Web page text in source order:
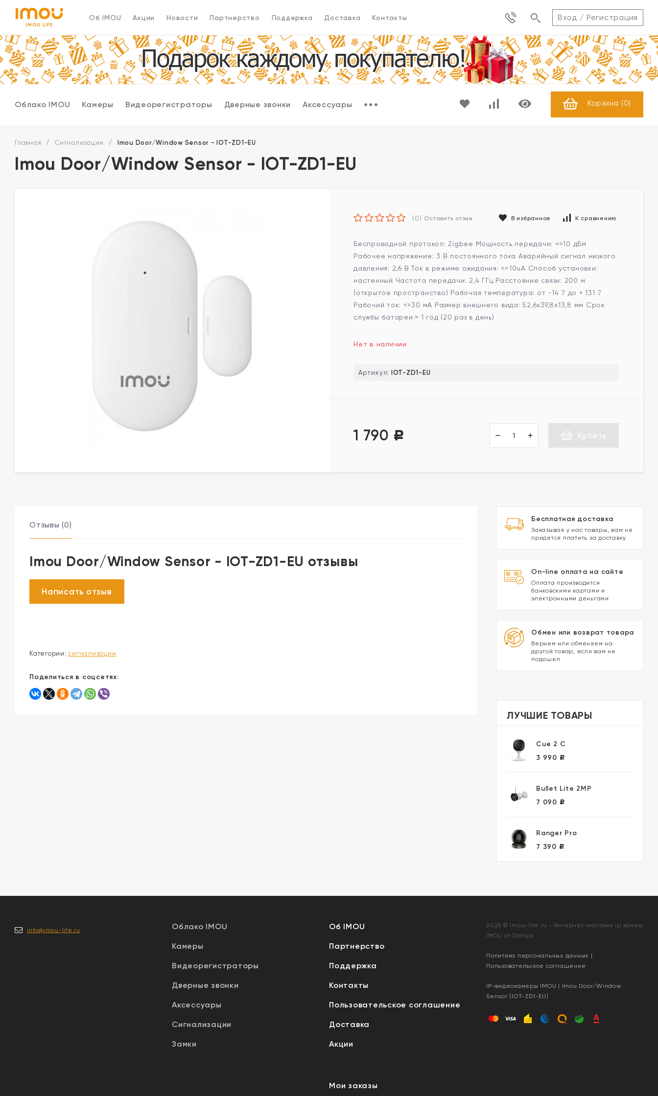
IMOU LIFE
Об IMOU Акции Новости Партнерство Поддержка Доставка Контакты Вход / Регистрация
Облако IMOU Камеры Видеорегистраторы Дверные звонки Аксессуары Корзина (0)
Главная / Сигнализации / Imou Door/Window Sensor - IOT-ZD1-EU
Imou Door/Window Sensor - IOT-ZD1-EU
(0) Оставить отзыв В избранное К сравнению
Беспроводной протокол: Zigbee Мощность передачи: <=10 дБм
Рабочее напряжение: 3 В постоянного тока Аварийный сигнал низкого
давления: 2,6 В Ток в режиме ожидания: <=10uA Способ установки:
настенный Частота передачи: 2,4 ГГц Расстояние связи: 200 м
(открытое пространство) Рабочая температура: от -14 ? до + 131 ?
Рабочий ток: <=30 мА Размер внешнего вида: 52,6x39,8x13,8 мм Срок
службы батареи:> 1 год (20 раз в день)
Нет в наличии
Артикул: IOT-ZD1-EU
1 790 Р Купить
Бесплатная доставка
Заказывая у нас товары, вам не
придется платить за доставку
On-line оплата на сайте
Оплата производится
банковскими картами и
электронными деньгами
Обмен или возврат товара
Вернем или обменяем на
другой товар, если вам не
подошел
ЛУЧШИЕ ТОВАРЫ
Cue 2 C
3 990
Р
Bullet Lite 2MP
7 090
Р
Ranger Pro
7 390
Р
Отзывы (0)
Imou Door/Window Sensor - IOT-ZD1-EU отзывы
Категории:сигнализации
Поделиться в соцсетях:
info@imou-life.ru Облако IMOU
Камеры
Видеорегистраторы
Дверные звонки
Аксессуары
Сигнализации
Замки
Об IMOU
Партнерство
Поддержка
Контакты
Пользовательское соглашение
Доставка
Акции
Мои заказы
2025 © Imou-life.ru - Интернет-магазин ip камер
IMOU от Dahua.
Политика персональных данных |
Пользовательское соглашение
IP-видеокамеры IMOU | Imou Door/Window
Sensor (IOT-ZD1-EU)